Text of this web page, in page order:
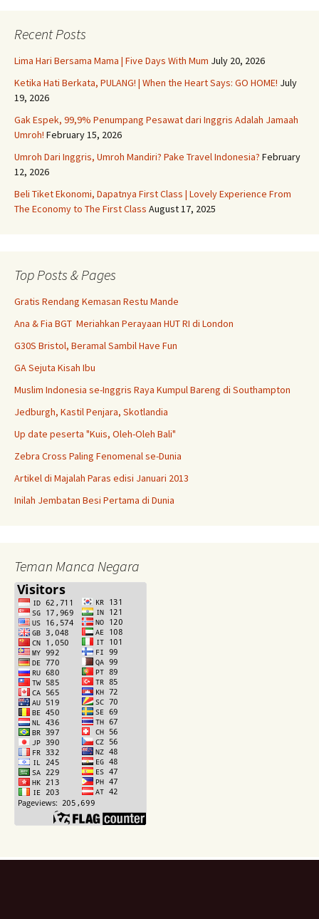
Recent Posts
Lima Hari Bersama Mama | Five Days With Mum July 20, 2026
Ketika Hati Berkata, PULANG! | When the Heart Says: GO HOME! July
19, 2026
Gak Espek, 99,9% Penumpang Pesawat dari Inggris Adalah Jamaah
Umroh! February 15, 2026
Umroh Dari Inggris, Umroh Mandiri? Pake Travel Indonesia? February
12, 2026
Beli Tiket Ekonomi, Dapatnya First Class | Lovely Experience From
The Economy to The First Class August 17, 2025
Top Posts & Pages
Gratis Rendang Kemasan Restu Mande
Ana & Fia BGT Meriahkan Perayaan HUT RI di London
G30S Bristol, Beramal Sambil Have Fun
GA Sejuta Kisah Ibu
Muslim Indonesia se-Inggris Raya Kumpul Bareng di Southampton
Jedburgh, Kastil Penjara, Skotlandia
Up date peserta "Kuis, Oleh-Oleh Bali"
Zebra Cross Paling Fenomenal se-Dunia
Artikel di Majalah Paras edisi Januari 2013
Inilah Jembatan Besi Pertama di Dunia
Teman Manca Negara